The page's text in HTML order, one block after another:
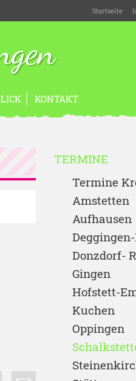
Startseite
KONTAKT
TERMINE
Termine
Amstetten
Aufhausen
Donzdorf-
Gingen
Hofstett-
Kuchen
Oppingen